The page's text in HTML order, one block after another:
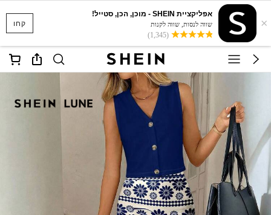
קחו ×
אפליקציית SHEIN - מוכן, הכן, סטייל!
שווה לנסות, שווה לקנות
(1,345)